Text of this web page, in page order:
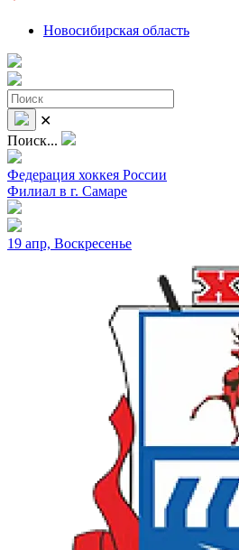
Новосибирская область
✕
Поиск...
Федерация хоккея России
Филиал в г. Самаре
19 апр, Воскресенье